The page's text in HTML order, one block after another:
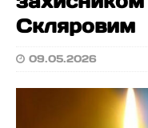
Скляровим
09.05.2026